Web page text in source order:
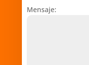
Mensaje: